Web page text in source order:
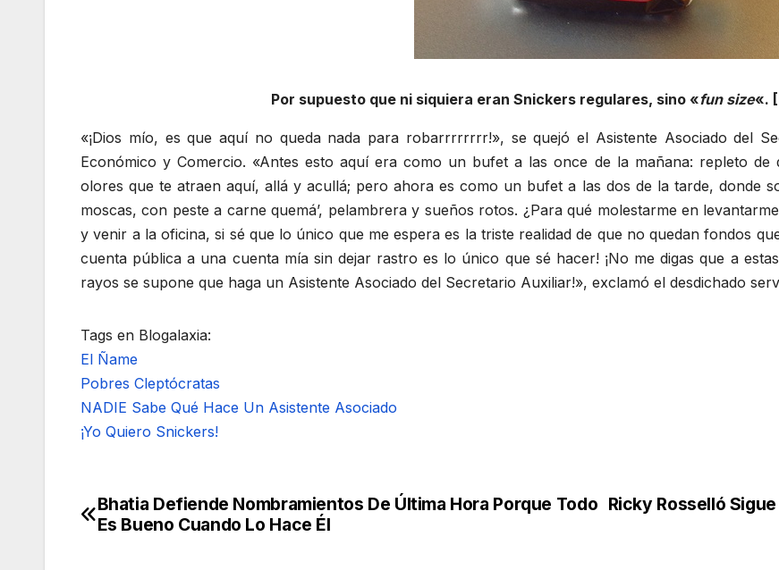
Por supuesto que ni siquiera eran Snickers regulares, sino «fun size«.
«¡Dios mío, es que aquí no queda nada para robarrrrrrrr!», se quejó el Asistente Asociado del
Económico y Comercio. «Antes esto aquí era como un bufet a las once de la mañana: repleto
olores que te atraen aquí, allá y acullá; pero ahora es como un bufet a las dos de la tarde, donde
moscas, con peste a carne quemá’, pelambrera y sueños rotos. ¿Para qué molestarme en
y venir a la oficina, si sé que lo único que me espera es la triste realidad de que no quedan fondos
cuenta pública a una cuenta mía sin dejar rastro es lo único que sé hacer! ¡No me digas que a
rayos se supone que haga un Asistente Asociado del Secretario Auxiliar!», exclamó el desdichado
Tags en Blogalaxia:
El Ñame
Pobres Cleptócratas
NADIE Sabe Qué Hace Un Asistente Asociado
¡Yo Quiero Snickers!
Navegación
Ricky Rosselló
Bhatia Defiende Nombramientos De Última Hora Porque Todo
Es Bueno Cuando Lo Hace Él